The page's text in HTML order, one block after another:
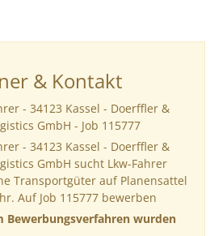
& Kontakt
- 34123 Kassel - Doerffler &
GmbH - Job 115777
- 34123 Kassel - Doerffler &
GmbH sucht Lkw-Fahrer
Transportgüter auf Planensattel
Auf Job 115777 bewerben
Bewerbungsverfahren wurden